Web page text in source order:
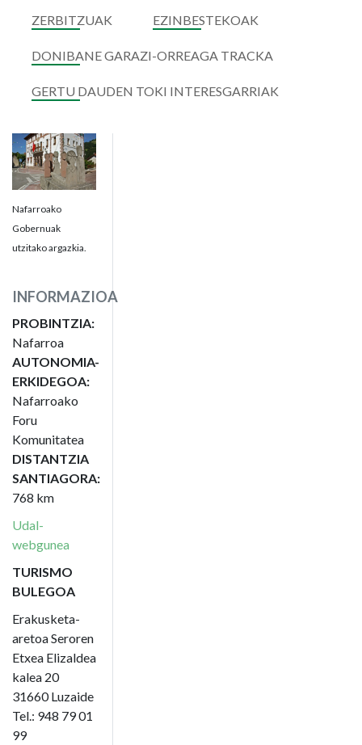
ZERBITZUAK EZINBESTEKOAK
DONIBANE GARAZI-ORREAGA TRACKA
GERTU DAUDEN TOKI INTERESGARRIAK
Nafarroako
Gobernuak
utzitako argazkia.
INFORMAZIOA
PROBINTZIA:
Nafarroa
AUTONOMIA-
ERKIDEGOA:
Nafarroako
Foru
Komunitatea
DISTANTZIA
SANTIAGORA:
768 km
Udal-
webgunea
TURISMO
BULEGOA
Erakusketa-
aretoa Seroren
Etxea Elizaldea
kalea 20
31660 Luzaide
Tel.: 948 79 01
99